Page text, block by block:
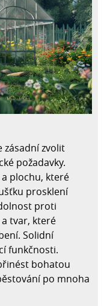
zásadní zvolit
požadavky.
plochu, které
prosklení
proti
tvar, které
Solidní
funkčnosti.
bohatou
po mnoha